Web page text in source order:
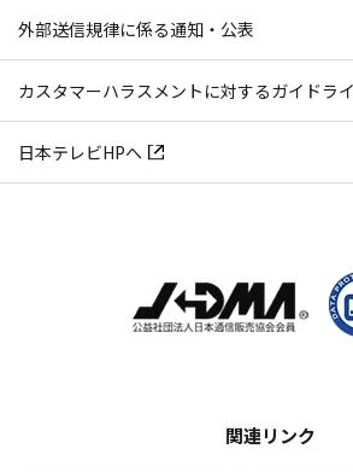
外部送信規律に係る通知・公表
カスタマーハラスメントに対するガイドラ
日本テレビHPへ
関連リンク